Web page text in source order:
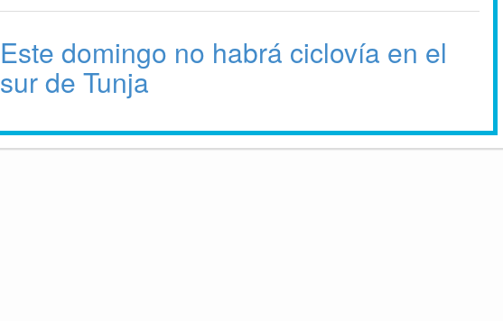
Este domingo no habrá ciclovía en el
sur de Tunja